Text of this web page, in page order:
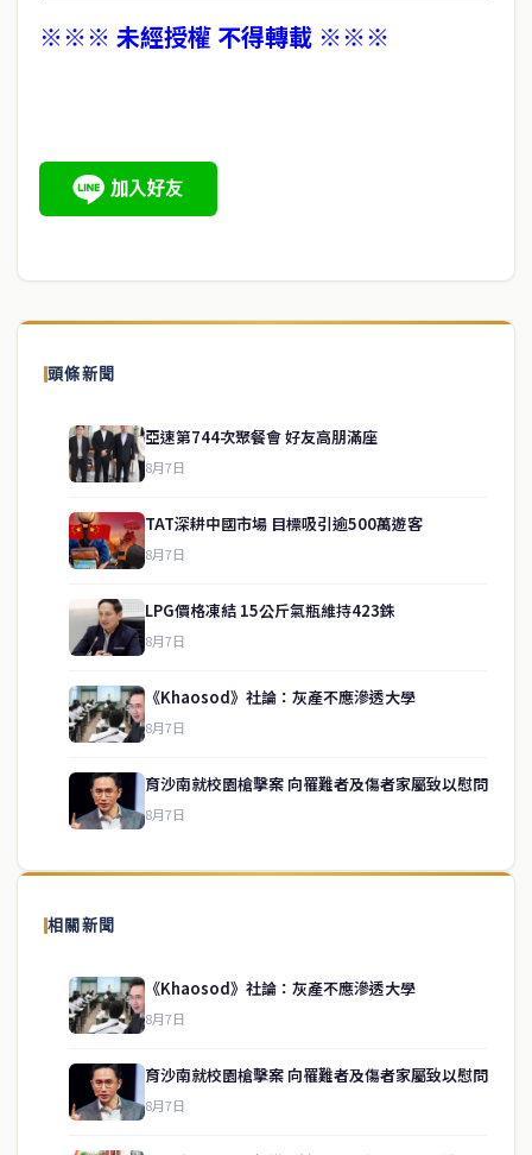
※※※ 未經授權 不得轉載 ※※※
頭條新聞
亞速第744次聚餐會 好友高朋滿座
8月7日
TAT深耕中國市場 目標吸引逾500萬遊客
8月7日
LPG價格凍結 15公斤氣瓶維持423銖
8月7日
《Khaosod》社論：灰產不應滲透大學
8月7日
育沙南就校園槍擊案 向罹難者及傷者家屬致以慰問
8月7日
相關新聞
《Khaosod》社論：灰產不應滲透大學
8月7日
育沙南就校園槍擊案 向罹難者及傷者家屬致以慰問
8月7日
關於我們
泰國中文新聞（TCN）是一家總部設於曼谷的中文新聞媒體，致力於
供即時、客觀、多元的中文新聞內容。
service@thaichinesenews.com